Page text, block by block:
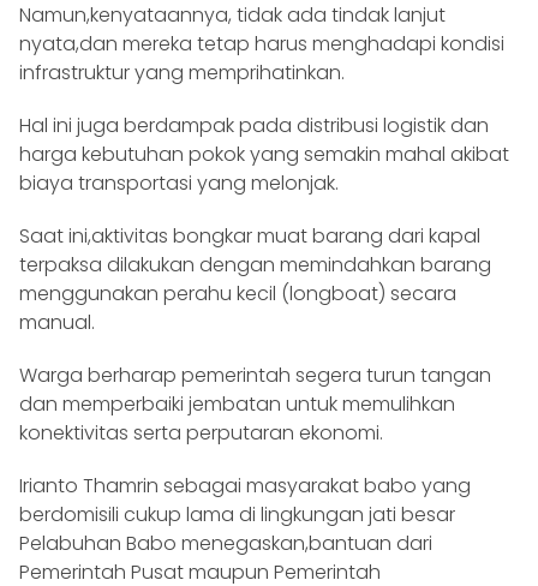
Namun,kenyataannya, tidak ada tindak lanjut
nyata,dan mereka tetap harus menghadapi kondisi
infrastruktur yang memprihatinkan.
Hal ini juga berdampak pada distribusi logistik dan
harga kebutuhan pokok yang semakin mahal akibat
biaya transportasi yang melonjak.
Saat ini,aktivitas bongkar muat barang dari kapal
terpaksa dilakukan dengan memindahkan barang
menggunakan perahu kecil (longboat) secara
manual.
Warga berharap pemerintah segera turun tangan
dan memperbaiki jembatan untuk memulihkan
konektivitas serta perputaran ekonomi.
Irianto Thamrin sebagai masyarakat babo yang
berdomisili cukup lama di lingkungan jati besar
Pelabuhan Babo menegaskan,bantuan dari
Pemerintah Pusat maupun Pemerintah